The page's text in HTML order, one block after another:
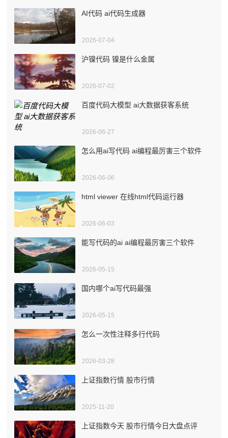
AI代码 ai代码生成器
2026-07-04
沪镍代码 镍是什么金属
2026-07-02
百度代码大模型 ai大数据获客系统
2026-06-27
怎么用ai写代码 ai编程最厉害三个软件
2026-06-06
html viewer 在线html代码运行器
2026-06-03
能写代码的ai ai编程最厉害三个软件
2026-05-15
国内哪个ai写代码最强
2026-05-15
怎么一次性注释多行代码
2026-03-28
上证指数行情 股市行情
2025-11-20
上证指数今天 股市行情今日大盘点评